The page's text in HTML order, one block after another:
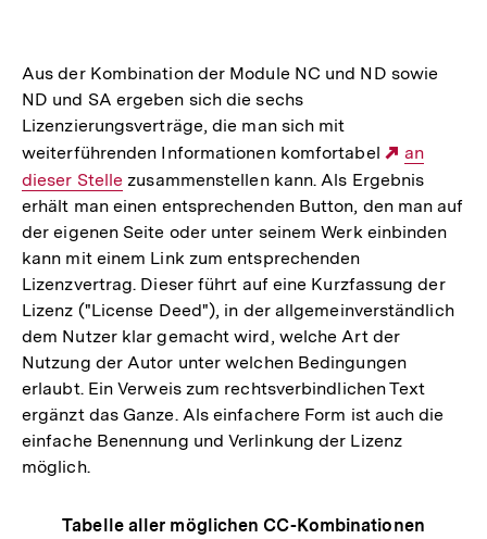
Aus der Kombination der Module NC und ND sowie
ND und SA ergeben sich die sechs
Lizenzierungsverträge, die man sich mit
weiterführenden Informationen komfortabel
Externer
Link:
an
dieser Stelle zusammenstellen kann. Als Ergebnis
erhält man einen entsprechenden Button, den man auf
der eigenen Seite oder unter seinem Werk einbinden
kann mit einem Link zum entsprechenden
Lizenzvertrag. Dieser führt auf eine Kurzfassung der
Lizenz ("License Deed"), in der allgemeinverständlich
dem Nutzer klar gemacht wird, welche Art der
Nutzung der Autor unter welchen Bedingungen
erlaubt. Ein Verweis zum rechtsverbindlichen Text
ergänzt das Ganze. Als einfachere Form ist auch die
einfache Benennung und Verlinkung der Lizenz
möglich.
Tabelle aller möglichen CC-Kombinationen